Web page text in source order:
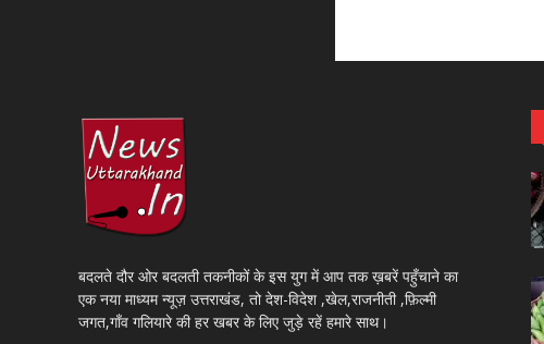
बदलते दौर ओर बदलती तकनीकों के इस युग में आप तक ख़बरें पहुँचाने का
एक नया माध्यम न्यूज़ उत्तराखंड, तो देश-विदेश ,खेल,राजनीती ,फ़िल्मी
जगत,गाँव गलियारे की हर खबर के लिए जुड़े रहें हमारे साथ।